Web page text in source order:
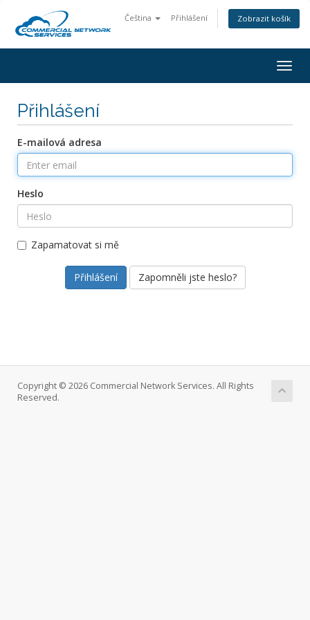
Čeština Přihlášení Zobrazit košík
Přihlášení
E-mailová adresa
Heslo
Zapamatovat si mě
Zapomněli jste heslo?
Copyright © 2026 Commercial Network Services. All Rights
Reserved.